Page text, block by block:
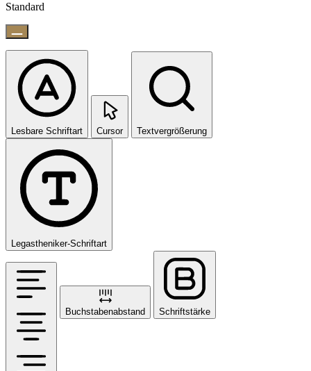
Standard
Lesbare Schriftart Cursor Textvergrößerung
Legastheniker-Schriftart
Buchstabenabstand Schriftstärke